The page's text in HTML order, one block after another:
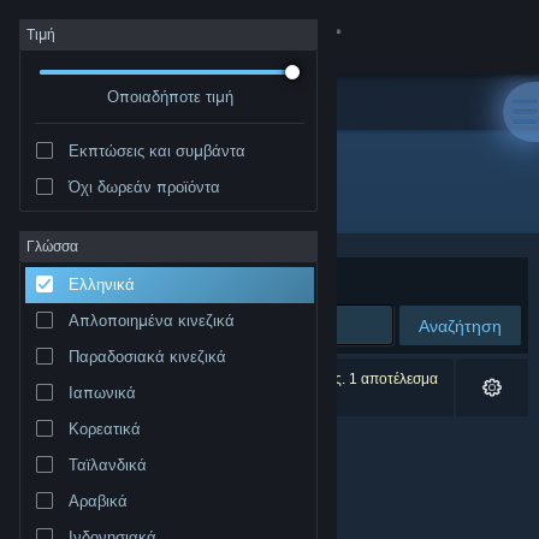
Σύνδεση
Κατάστημα
Σχετικά
Υποστήριξη
Αλλαγή γλώσσας
Προβολή ιστοσελίδας για υπολογιστές
Τιμή
Οποιαδήποτε τιμή
Εκπτώσεις και συμβάντα
Όχι δωρεάν προϊόντα
Γλώσσα
Ελληνικά
Απλοποιημένα κινεζικά
Παραδοσιακά κινεζικά
Ιαπωνικά
Κορεατικά
Ταϊλανδικά
Αραβικά
Δημιουργός: Bit Blot, LLC
Ταξινόμηση ανά
Αναζήτηση
0 αποτελέσματα ταιριάζουν με την αναζήτησή σας. 1 αποτέλεσμα
αποκλείστηκε βάσει των προτιμήσεών σας.